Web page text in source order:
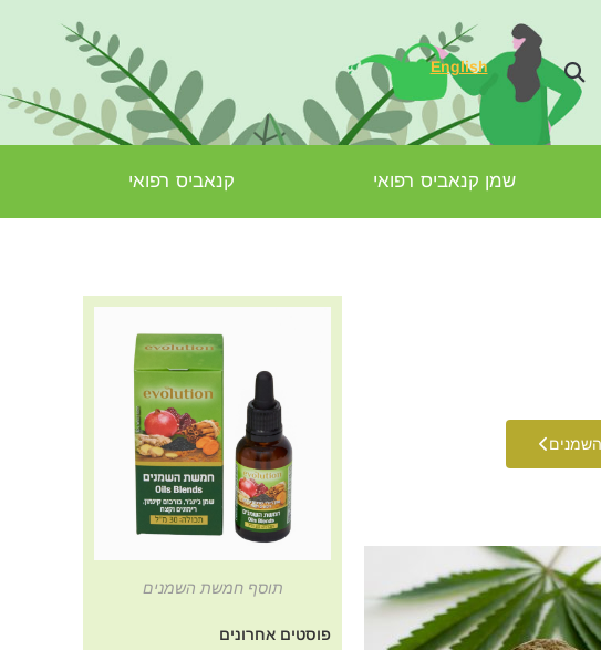
English
שמן קנאביס רפואי קנאביס רפואי
תוסף חמשת השמנים
פוסטים אחרונים